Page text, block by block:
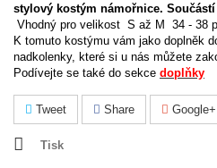
stylový kostým námořnice.
Vhodný pro velikost S až M 34 - 38
K tomuto kostýmu vám jako doplněk
nadkolenky, které si u nás můžete
Podívejte se také do sekce doplňky
Tweet Share Google+
Tisk